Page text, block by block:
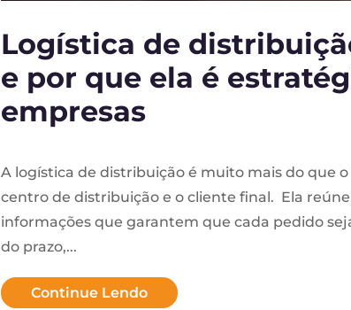
Logística de
e por que ela é
empresas
A logística de distribuição é muito mais do que
centro de distribuição e o cliente final. Ela reúne
informações que garantem que cada pedido
do prazo,...
Continue Lendo